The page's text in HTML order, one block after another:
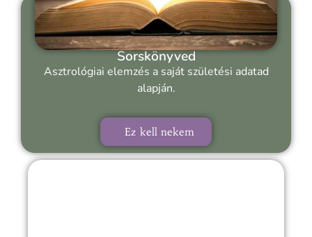
Sorskönyved
Asztrológiai elemzés a saját születési adatad
alapján.
Ez kell nekem